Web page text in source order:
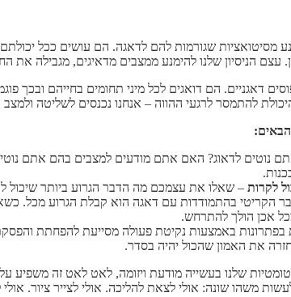
מסיטואציות שגורמות להם לדאגה. הם עושים ככל
הניסיון שלנו להימנע ממצבים מדאיגים, מגבילה את
דאגניים. הם דואגים לכל מיני תחומים בחייהם ובכך
להתמסר לרגעי ההווה – אנחנו נכנסים לשליטה
נוטים לדאוג? האם אתם מודעים למצבים בהם אתם
לקרות – שאלו את עצמכם מה הדבר הגרוע ביותר שיכול
הקריטי בהתמודדות עם דאגה הוא קבלת הגרוע מכל.
אכן הולך להתרחש.
באמצעות נקיטת פעולה מסייעת להפחתת
את האמון שהכול יהיה בסדר.
שלנו בעשייה מודעת ויזומה, לאט לאט זה
לעשות משהו שונה: אולי לצאת להליכה. אולי לצייר